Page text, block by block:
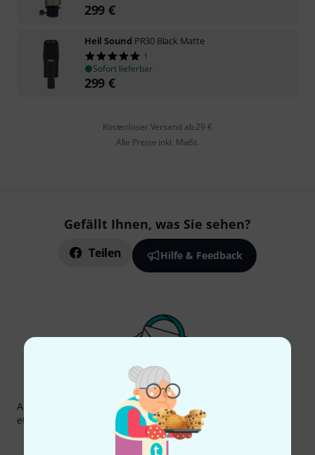
299 €
Heil Sound PR30 Black Matte
1
Sofort lieferbar
299 €
Kostenloser Versand ab 29 €
Alle Preise inkl. MwSt.
Gefällt Ihnen, was Sie sehen?
Teilen Hilfe & Feedback
Thomann Newsletter
Abonniere den Thomann Newsletter und gewinne mit
etwas Glück einen von
50 Gutscheinenüber jeweils
Inspirierende Beiträge
Deals